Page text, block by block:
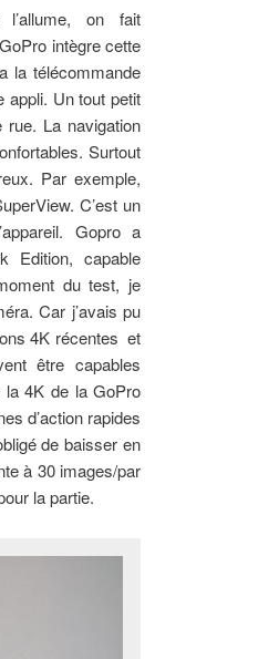
l’allume, on fait
intègre cette
la télécommande
appli. Un tout petit
La navigation
Surtout
Par exemple,
C’est un
Gopro a
Edition, capable
du test, je
Car j’avais pu
4K récentes et
être capables
la 4K de la GoPro
d’action rapides
de baisser en
à 30 images/par
la partie.